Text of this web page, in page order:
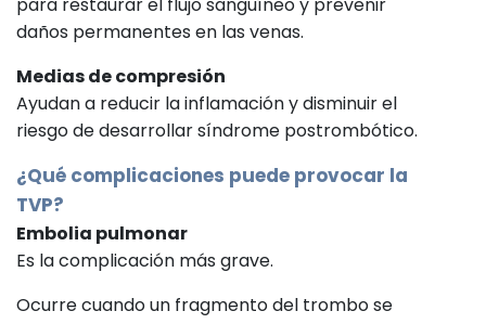
para restaurar el flujo sanguíneo y prevenir
daños permanentes en las venas.
Medias de compresión
Ayudan a reducir la inflamación y disminuir el
riesgo de desarrollar síndrome postrombótico.
¿Qué complicaciones puede provocar la
TVP?
Embolia pulmonar
Es la complicación más grave.
Ocurre cuando un fragmento del trombo se